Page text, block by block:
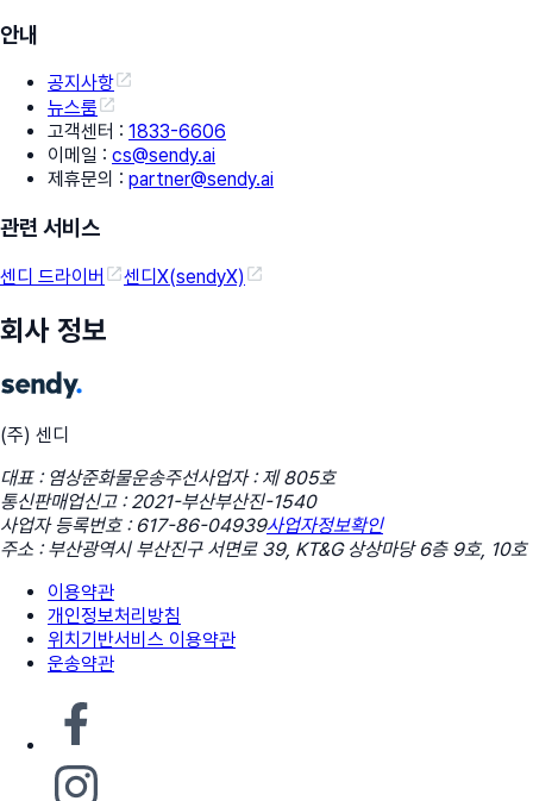
안내
공지사항
뉴스룸
고객센터 : 1833-6606
이메일 : cs@sendy.ai
제휴문의 : partner@sendy.ai
관련 서비스
센디 드라이버 센디X(sendyX)
회사 정보
(주) 센디
대표 : 염상준화물운송주선사업자 : 제 805호
통신판매업신고 : 2021-부산부산진-1540
사업자 등록번호 : 617-86-04939사업자정보확인
주소 : 부산광역시 부산진구 서면로 39, KT&G 상상마당 6층 9호, 10호
이용약관
개인정보처리방침
위치기반서비스 이용약관
운송약관